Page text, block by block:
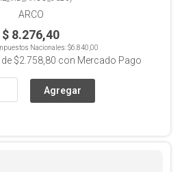
ARCO
$ 8.276,40
Nacionales:$6.840,00
$2.758,80 con Mercado Pago